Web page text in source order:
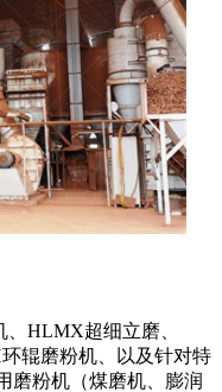
HLMX超细立磨、
辊磨粉机、以及针对特
磨粉机（煤磨机、膨润